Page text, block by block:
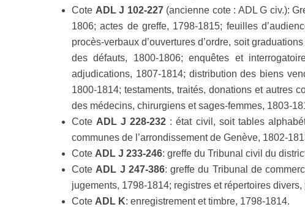
Cote ADL J 102-227 (ancienne cote : ADL G civ.):
1806; actes de greffe, 1798-1815; feuilles
procès-verbaux d’ouvertures d’ordre, soit
des défauts, 1800-1806; enquêtes et
adjudications, 1807-1814; distribution des biens
1800-1814; testaments, traités, donations et autres
des médecins, chirurgiens et sages-femmes, 1803-
Cote ADL J 228-232 : état civil, soit tables
communes de l’arrondissement de Genève, 1802-
Cote ADL J 233-246: greffe du Tribunal civil du
Cote ADL J 247-386: greffe du Tribunal de
jugements, 1798-1814; registres et répertoires
Cote ADL K: enregistrement et timbre, 1798-1814.